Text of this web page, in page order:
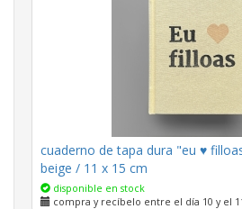
cuaderno de tapa dura "eu ♥
beige / 11 x 15 cm
disponible en stock
compra y recíbelo entre el día 10 y el